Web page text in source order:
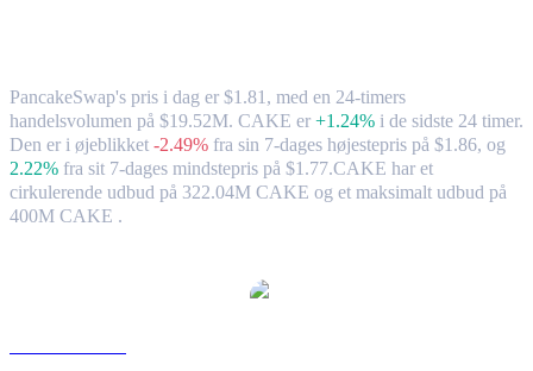
PancakeSwap's pris i dag er $1.81, med en 24-timers
handelsvolumen på $19.52M. CAKE er +1.24% i de sidste 24 timer.
Den er i øjeblikket -2.49% fra sin 7-dages højestepris på $1.86, og
2.22% fra sit 7-dages mindstepris på $1.77.CAKE har et
cirkulerende udbud på 322.04M CAKE og et maksimalt udbud på
400M CAKE .